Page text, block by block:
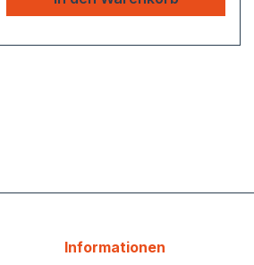
Informationen